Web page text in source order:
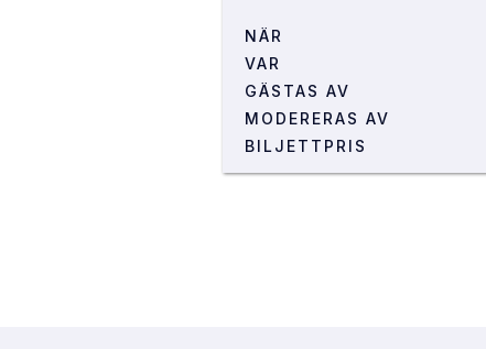
NÄR
VAR
LOKAL
ADRESS
VÄGBESKRIVNING
GÄSTAS AV
MODERERAS AV
BILJETTPRIS